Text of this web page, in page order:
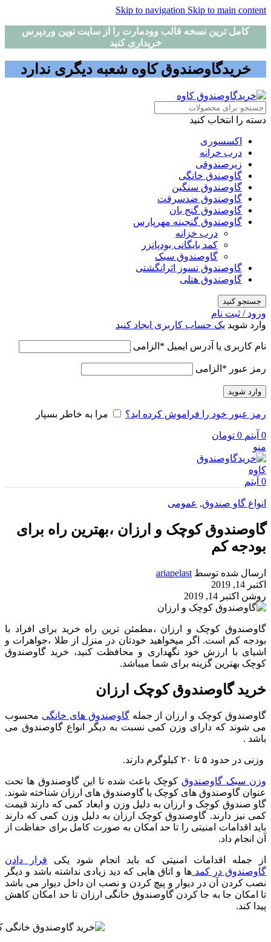
Skip to navigation Skip to main content
کامل ترین نسخه قالب وودمارت را از سایت نوین وردپرس
خریداری کنید
خریدگاوصندوق کاوه شعبه دیگری ندارد
دسته را انتخاب کنید
اکسسوری
درب خرانه
زیرصندوقی
گاوصندق خانگی
گاوصندوق سنگین
گاوصندوق ضدسرقت
گاوصندوق گنج بان
گاوصندوق گنجینه مهرپارس
درب خزانه
کمد بایگانی بودپانزر
گاوصندوق سبک
گاوصندوق نسوز اثرانگشتی
گاوصندوق هتلی
جستجو کنید
ورود / ثبت نام
وارد شوید یک حساب کاربری ایجاد کنید
نام کاربری یا آدرس ایمیل * الزامی
رمز عبور * الزامی
وارد شوید
رمز عبور خود را فراموش کرده اید؟ مرا به خاطر بسپار
0 آیتم 0 تومان
منو
0 آیتم
انواع گاو صندوق, عمومی
گاوصندوق کوچک و ارزان ،بهترین راه برای
بودجه کم
ارسال شده توسط ariapelast
اکتبر 14, 2019
روشن اکتبر 14, 2019
گاوصندوق کوچک و ارزان ،مطمئن ترین راه خرید برای افراد با
بودجه کم است. اگر میخواهید خودتان در منزل از طلا ،جواهرات و
اشیای با ارزش خود نگهداری و محافظت کنید، خرید گاوصندوق
کوچک بهترین گزینه برای شما میباشد.
خرید گاوصندوق کوچک ارزان
گاوصندوق کوچک و ارزان از جملهگاوصندوق های خانگی محسوب
می شوند که دارای وزن کمی نسبت به دیگر انواع گاوصندوق می
باشد .
وزنی در حدود ۵ تا ۲۰ کیلوگرم دارند.
وزن سبک گاوصندوق کوچک باعث شده تا این گاوصندوق ها تحت
عنوان گاوصندوق های کوچک یا گاوصندوق های ارزان شناخته شوند.
گاو صندوق کوچک و ارزان به دلیل وزن و ابعاد کمی که دارند قیمت
کمی نیز دارند. گاوصندوق کوچک ارزان به دلیل وزن کمی که دارند
باید اقدامات امنیتی را تا حد امکان به صورت کامل برای حفاظت از
آن انجام داد.
از جمله اقدامات امنیتی که باید انجام شود یکی قرار دادن
گاوصندوق در کمد ها و اتاق هایی که دید زیادی نداشته باشد و دیگر
نصب کردن آن در دیوار و پیچ کردن و نصب ان داخل دیوار می باشد
تا امکان جا به جا کردن گاوصندوق خانگی ارزان تا حد امکان کاهش
پیدا کند.